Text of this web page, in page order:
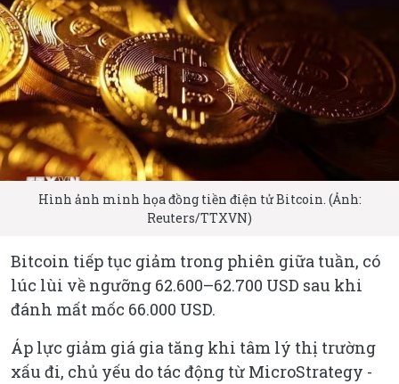
Hình ảnh minh họa đồng tiền điện tử Bitcoin. (Ảnh:
Reuters/TTXVN)
Bitcoin tiếp tục giảm trong phiên giữa tuần, có
lúc lùi về ngưỡng 62.600–62.700 USD sau khi
đánh mất mốc 66.000 USD.
Áp lực giảm giá gia tăng khi tâm lý thị trường
xấu đi, chủ yếu do tác động từ MicroStrategy -